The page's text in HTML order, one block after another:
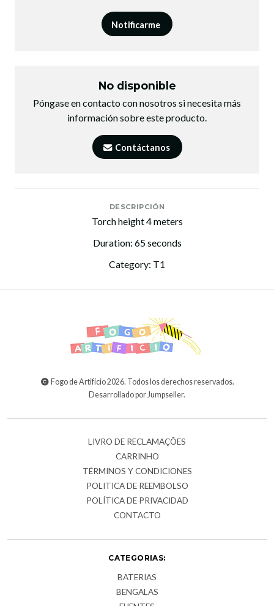
Notificarme
No disponible
Póngase en contacto con nosotros si necesita más
información sobre este producto.
Contáctanos
DESCRIPCIÓN
Torch height 4 meters
Duration: 65 seconds
Category: T1
Fogo de Artifício 2026. Todos los derechos reservados.
Desarrollado por Jumpseller.
LIVRO DE RECLAMAÇÕES
CARRINHO
TÉRMINOS Y CONDICIONES
POLITICA DE REEMBOLSO
POLÍTICA DE PRIVACIDAD
CONTACTO
CATEGORIAS:
BATERIAS
BENGALAS